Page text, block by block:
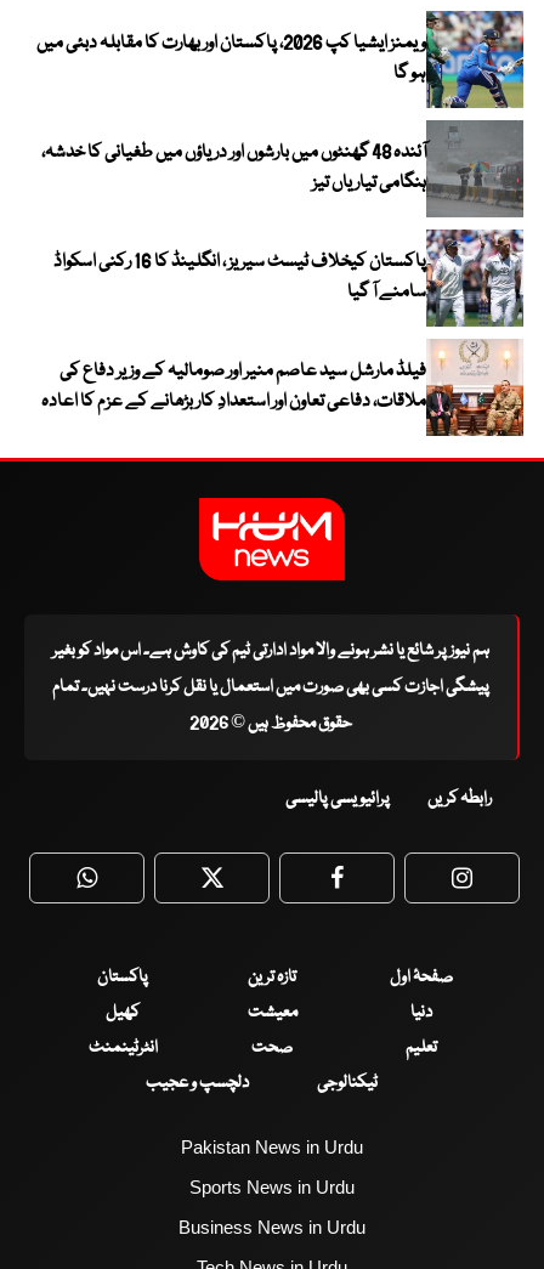
ویمنز ایشیا کپ 2026، پاکستان اور بھارت کا مقابلہ دبئی میں
ہو گا
آئندہ 48 گھنٹوں میں بارشوں اور دریاؤں میں طغیانی کا خدشہ،
ہنگامی تیاریاں تیز
پاکستان کیخلاف ٹیسٹ سیریز ، انگلینڈ کا 16 رکنی اسکواڈ
سامنے آ گیا
فیلڈ مارشل سید عاصم منیر اور صومالیہ کے وزیر دفاع کی
ملاقات، دفاعی تعاون اور استعدادِ کار بڑھانے کے عزم کا اعادہ
ہم نیوز پر شائع یا نشر ہونے والا مواد ادارتی ٹیم کی کاوش ہے۔ اس مواد کو بغیر
پیشگی اجازت کسی بھی صورت میں استعمال یا نقل کرنا درست نہیں۔ تمام
حقوق محفوظ ہیں © 2026
رابطہ کریں پرائیویسی پالیسی
WhatsApp Twitter Facebook
صفحۂ اول تازہ ترین
پاکستان
دنیا
معیشت
کھیل
تعلیم
صحت
انٹرٹینمنٹ
ٹیکنالوجی
دلچسپ و عجیب
Pakistan News in Urdu
Sports News in Urdu
Business News in Urdu